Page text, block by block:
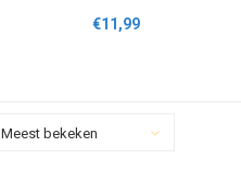
€11,99
Meest bekeken